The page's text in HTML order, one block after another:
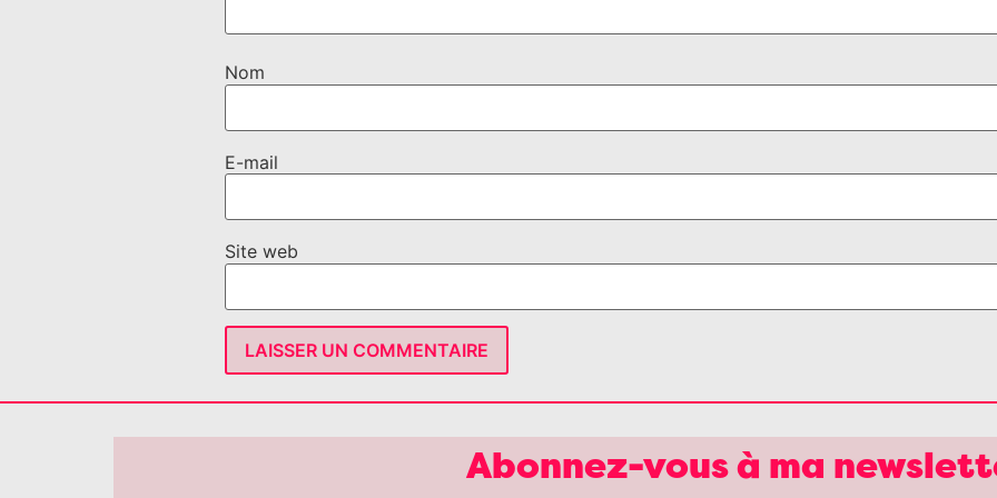
Nom
E-mail
Site web
Abonnez-vous à ma